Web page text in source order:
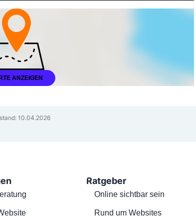
ANZEIGEN
10.04.2026
Ratgeber
Online sichtbar sein
Rund um Websites